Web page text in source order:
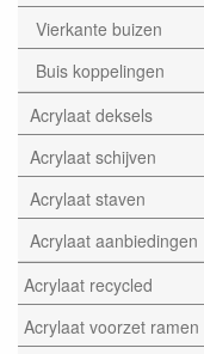
Vierkante buizen
Buis koppelingen
Acrylaat deksels
Acrylaat schijven
Acrylaat staven
Acrylaat aanbiedingen
Acrylaat recycled
Acrylaat voorzet ramen